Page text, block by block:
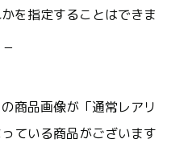
を指定することはできま
商品画像が「通常レアリ
ている商品がございます